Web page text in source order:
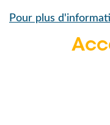
Pour plus